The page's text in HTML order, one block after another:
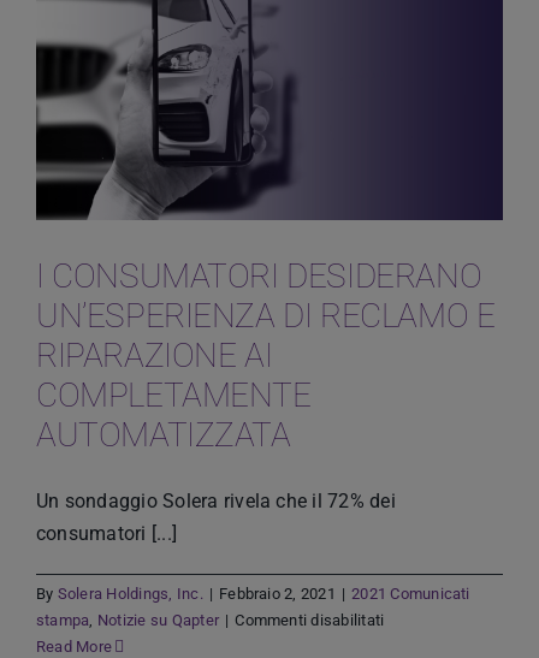
I CONSUMATORI DESIDERANO
UN’ESPERIENZA DI RECLAMO E
RIPARAZIONE AI
COMPLETAMENTE
AUTOMATIZZATA
Un sondaggio Solera rivela che il 72% dei
consumatori [...]
By Solera Holdings, Inc. | Febbraio 2, 2021 | 2021 Comunicati
stampa, Notizie su Qapter | Commenti disabilitati
Read More